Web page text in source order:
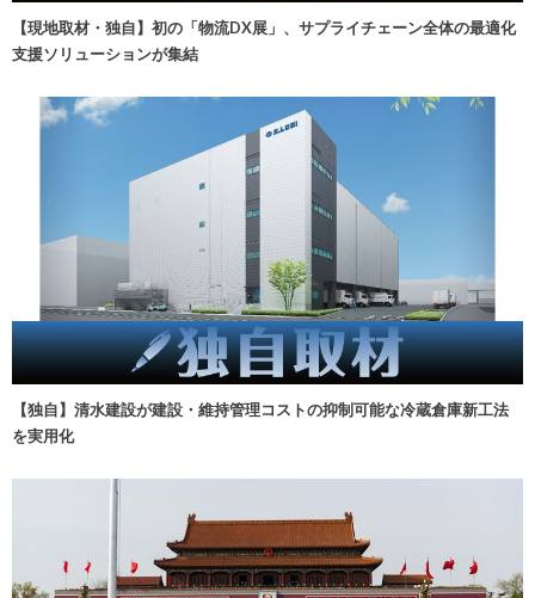
【現地取材・独自】初の「物流DX展」、サプライチェーン全体の最適化
支援ソリューションが集結
【独自】清水建設が建設・維持管理コストの抑制可能な冷蔵倉庫新工法
を実用化